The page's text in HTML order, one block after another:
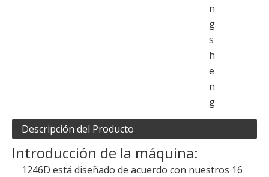
n
g
s
h
e
n
g
Descripción del Producto
Introducción de la máquina:
1246D está diseñado de acuerdo con nuestros 16